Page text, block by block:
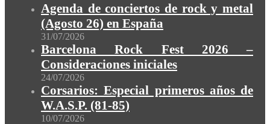
Agenda de conciertos de rock y metal
(Agosto 26) en España
31/07/2026
Barcelona Rock Fest 2026 –
Consideraciones iniciales
24/07/2026
Corsarios: Especial primeros años de
W.A.S.P. (81-85)
10/07/2026